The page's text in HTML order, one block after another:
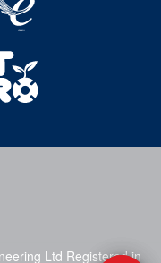
Ltd Registered in